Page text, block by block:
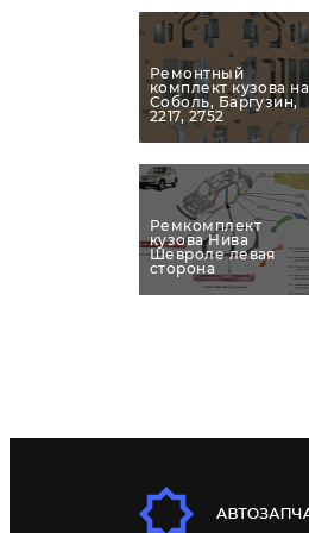
Ремонтный
комплект кузова на
Соболь, Баргузин,
2217, 2752
Ремкомплект
кузова Нива
Шевроле левая
сторона